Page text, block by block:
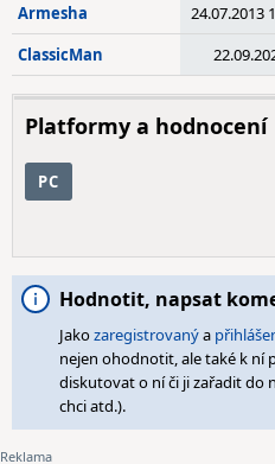
Armesha 24.07.2013
ClassicMan
Platformy a hodnocení
PC
Hodnotit, napsat
Jakozaregistrovanýa
nejen ohodnotit, ale také k ní
diskutovat o ní či ji zařadit do
chci atd.).